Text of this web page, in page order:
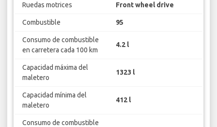
Ruedas motrices Front wheel drive
Combustible 95
Consumo de combustible
en carretera cada 100 km
4.2 l
Capacidad máxima del
maletero
1323 l
Capacidad mínima del
maletero
412 l
Consumo de combustible